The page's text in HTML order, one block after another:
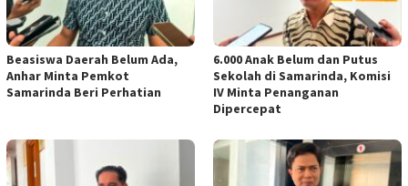
Beasiswa Daerah Belum Ada,
Anhar Minta Pemkot
Samarinda Beri Perhatian
6.000 Anak Belum dan Putus
Sekolah di Samarinda, Komisi
IV Minta Penanganan
Dipercepat